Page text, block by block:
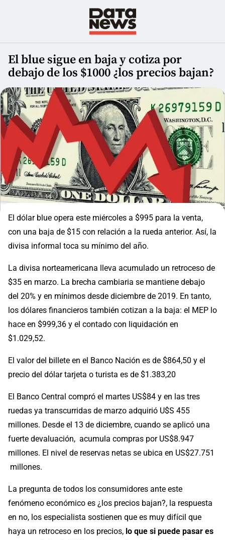
El blue sigue en baja y cotiza por
debajo de los $1000 ¿los precios bajan?
El dólar blue opera este miércoles a $995 para la venta,
con una baja de $15 con relación a la rueda anterior. Así, la
divisa informal toca su mínimo del año.
La divisa norteamericana lleva acumulado un retroceso de
$35 en marzo. La brecha cambiaria se mantiene debajo
del 20% y en mínimos desde diciembre de 2019. En tanto,
los dólares financieros también cotizan a la baja: el MEP lo
hace en $999,36 y el contado con liquidación en
$1.029,52.
El valor del billete en el Banco Nación es de $864,50 y el
precio del dólar tarjeta o turista es de $1.383,20
El Banco Central compró el martes US$84 y en las tres
ruedas ya transcurridas de marzo adquirió U$S 455
millones. Desde el 13 de diciembre, cuando se aplicó una
fuerte devaluación, acumula compras por US$8.947
millones. El nivel de reservas netas se ubica en US$27.751
millones.
La pregunta de todos los consumidores ante este
fenómeno económico es ¿los precios bajan?, la respuesta
en no, los especialista sostienen que es muy difícil que
haya un retroceso en los precios, lo que si puede pasar es